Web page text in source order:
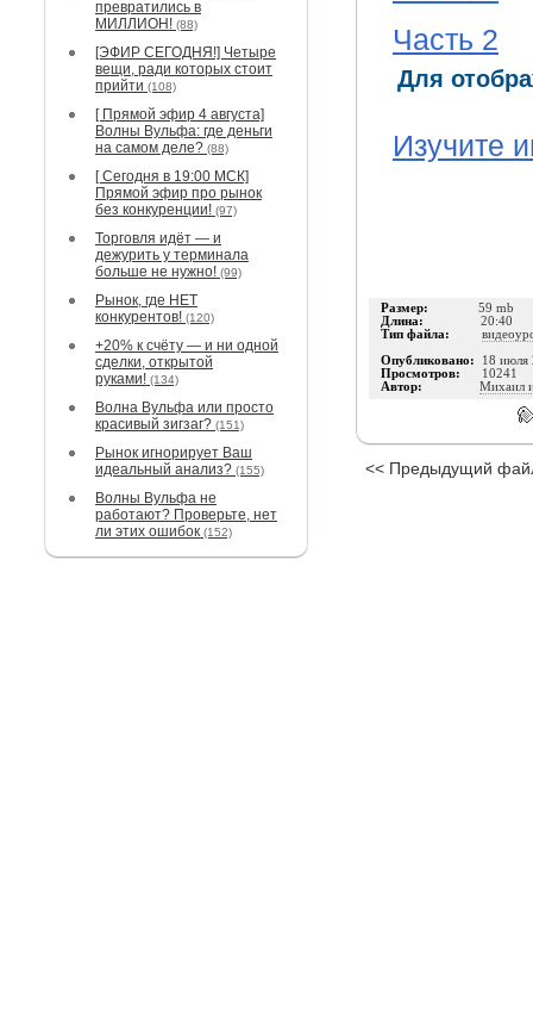
превратились в
МИЛЛИОН! (88)
[ЭФИР СЕГОДНЯ!] Четыре
вещи, ради которых стоит
прийти (108)
[ Прямой эфир 4 августа]
Волны Вульфа: где деньги
на самом деле? (88)
[ Сегодня в 19:00 МСК]
Прямой эфир про рынок
без конкуренции! (97)
Торговля идёт — и
дежурить у терминала
больше не нужно! (99)
Рынок, где НЕТ
конкурентов! (120)
+20% к счёту — и ни одной
сделки, открытой
руками! (134)
Волна Вульфа или просто
красивый зигзаг? (151)
Рынок игнорирует Ваш
идеальный анализ? (155)
Волны Вульфа не
работают? Проверьте, нет
ли этих ошибок (152)
Часть 2
Для
Изучите
Размер: 59 mb
Длина: 20:40
Тип файла:
Опубликовано: 18 июля
Просмотров: 10241
Автор: Михаил
<< Предыдущий